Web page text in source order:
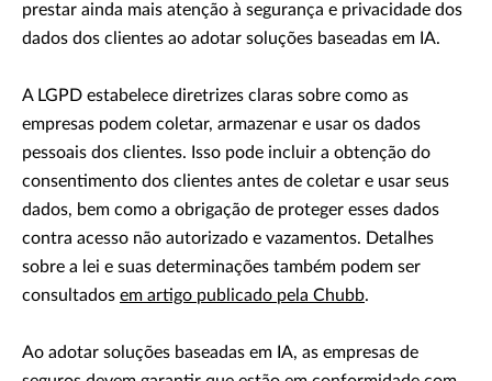
prestar ainda mais atenção à segurança e privacidade dos
dados dos clientes ao adotar soluções baseadas em IA.
A LGPD estabelece diretrizes claras sobre como as
empresas podem coletar, armazenar e usar os dados
pessoais dos clientes. Isso pode incluir a obtenção do
consentimento dos clientes antes de coletar e usar seus
dados, bem como a obrigação de proteger esses dados
contra acesso não autorizado e vazamentos. Detalhes
sobre a lei e suas determinações também podem ser
consultados em artigo publicado pela Chubb.
Ao adotar soluções baseadas em IA, as empresas de